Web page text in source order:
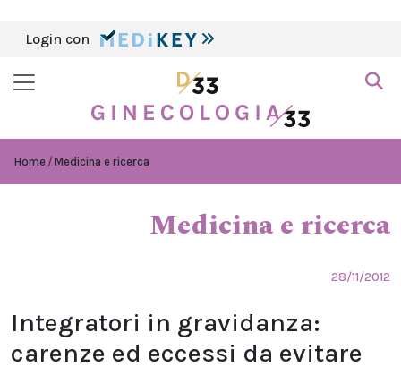
Login con
Home Medicina e ricerca
Medicina e ricerca
28/11/2012
Integratori in gravidanza:
carenze ed eccessi da evitare